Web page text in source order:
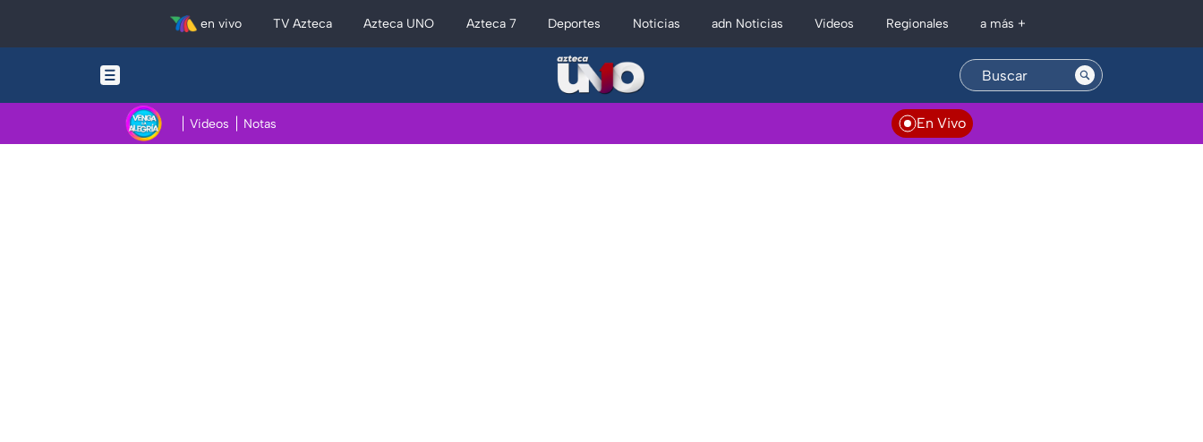
en vivo TV Azteca Azteca UNO Azteca 7 Deportes Noticias adn Noticias Videos Regionales a más +
Videos Notas En Vivo